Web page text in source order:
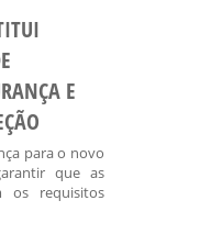
E
para o novo
que as
os requisitos